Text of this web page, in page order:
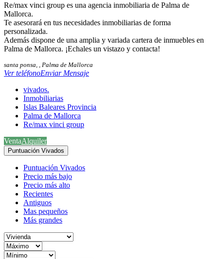
Re/max vinci group es una agencia inmobiliaria de Palma de
Mallorca.
Te asesorará en tus necesidades inmobiliarias de forma
personalizada.
Además dispone de una amplia y variada cartera de inmuebles en
Palma de Mallorca. ¡Echales un vistazo y contacta!
santa ponsa, , Palma de Mallorca
Ver teléfonoEnviar Mensaje
vivados.
Inmobiliarias
Islas Baleares Provincia
Palma de Mallorca
Re/max vinci group
VentaAlquiler
Puntuación Vivados
Puntuación Vivados
Precio más bajo
Precio más alto
Recientes
Antiguos
Mas pequeños
Más grandes